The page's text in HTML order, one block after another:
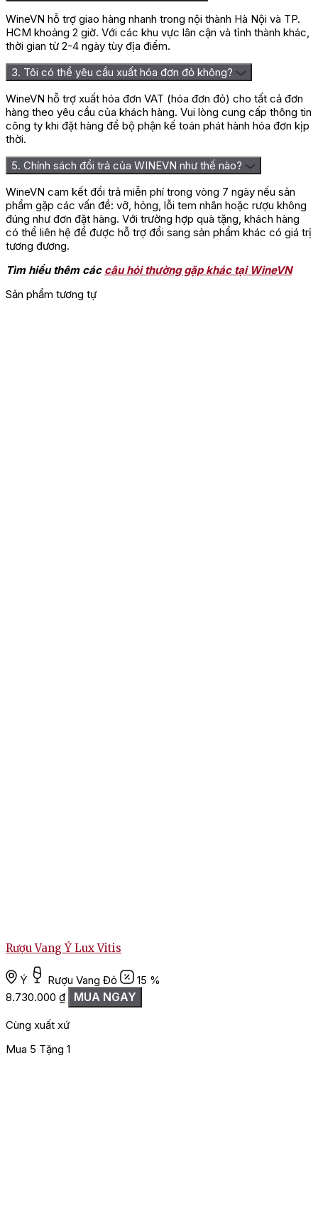
WineVN hỗ trợ giao hàng nhanh trong nội thành Hà Nội và TP.
HCM khoảng 2 giờ. Với các khu vực lân cận và tỉnh thành khác,
thời gian từ 2-4 ngày tùy địa điểm.
3. Tôi có thể yêu cầu xuất hóa đơn đỏ không?
WineVN hỗ trợ xuất hóa đơn VAT (hóa đơn đỏ) cho tất cả đơn
hàng theo yêu cầu của khách hàng. Vui lòng cung cấp thông tin
công ty khi đặt hàng để bộ phận kế toán phát hành hóa đơn kịp
thời.
5. Chính sách đổi trả của WINEVN như thế nào?
WineVN cam kết đổi trả miễn phí trong vòng 7 ngày nếu sản
phẩm gặp các vấn đề: vỡ, hỏng, lỗi tem nhãn hoặc rượu không
đúng như đơn đặt hàng. Với trường hợp quà tặng, khách hàng
có thể liên hệ để được hỗ trợ đổi sang sản phẩm khác có giá trị
tương đương.
Tìm hiểu thêm các câu hỏi thường gặp khác tại WineVN
Sản phẩm tương tự
Rượu Vang Ý Lux Vitis
Ý Rượu Vang Đỏ
15 %
8.730.000 ₫ MUA NGAY
Cùng xuất xứ
Mua 5 Tặng 1